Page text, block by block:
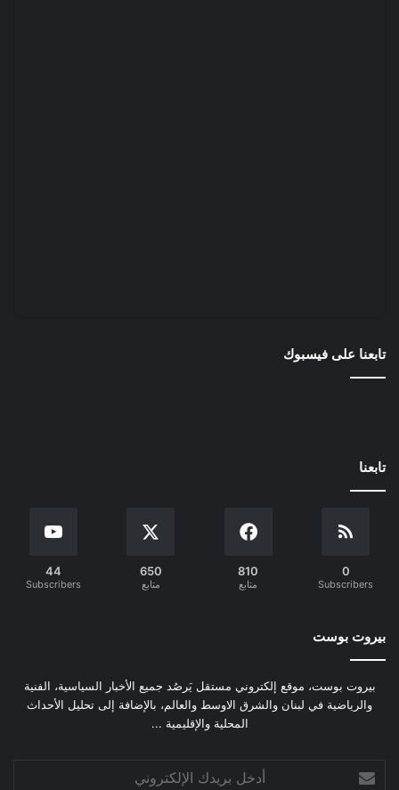
تابعنا على فيسبوك
تابعنا
0
Subscribers
810
متابع
650
متابع
44
Subscribers
بيروت بوست
بيروت بوست، موقع إلكتروني مستقل يَرصُد جميع الأخبار السياسية، الفنية
والرياضية في لبنان والشرق الاوسط والعالم، بالإضافة إلى تحليل الأحداث
المحلية والإقليمية ...
بريدك